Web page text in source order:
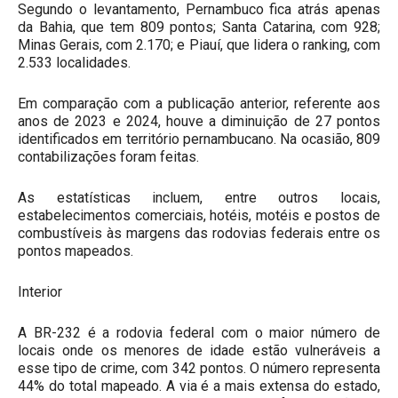
Segundo o levantamento, Pernambuco fica atrás apenas
da Bahia, que tem 809 pontos; Santa Catarina, com 928;
Minas Gerais, com 2.170; e Piauí, que lidera o ranking, com
2.533 localidades.
Em comparação com a publicação anterior, referente aos
anos de 2023 e 2024, houve a diminuição de 27 pontos
identificados em território pernambucano. Na ocasião, 809
contabilizações foram feitas.
As estatísticas incluem, entre outros locais,
estabelecimentos comerciais, hotéis, motéis e postos de
combustíveis às margens das rodovias federais entre os
pontos mapeados.
Interior
A BR-232 é a rodovia federal com o maior número de
locais onde os menores de idade estão vulneráveis a
esse tipo de crime, com 342 pontos. O número representa
44% do total mapeado. A via é a mais extensa do estado,